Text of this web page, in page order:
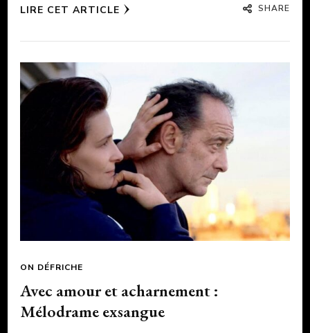
LIRE CET ARTICLE SHARE
ON DÉFRICHE
Avec amour et acharnement :
Mélodrame exsangue